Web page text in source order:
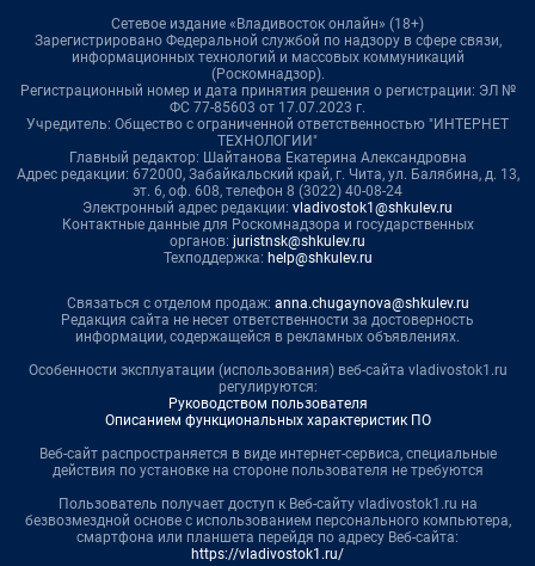
Сетевое издание «Владивосток онлайн» (18+)
Зарегистрировано Федеральной службой по надзору в сфере связи,
информационных технологий и массовых коммуникаций
(Роскомнадзор).
Регистрационный номер и дата принятия решения о регистрации: ЭЛ №
ФС 77-85603 от 17.07.2023 г.
Учредитель: Общество с ограниченной ответственностью "ИНТЕРНЕТ
ТЕХНОЛОГИИ"
Главный редактор: Шайтанова Екатерина Александровна
Адрес редакции: 672000, Забайкальский край, г. Чита, ул. Балябина, д. 13,
эт. 6, оф. 608, телефон 8 (3022) 40-08-24
Электронный адрес редакции: vladivostok1@shkulev.ru
Контактные данные для Роскомнадзора и государственных
органов: juristnsk@shkulev.ru
Техподдержка: help@shkulev.ru
Связаться с отделом продаж: anna.chugaynova@shkulev.ru
Редакция сайта не несет ответственности за достоверность
информации, содержащейся в рекламных объявлениях.
Особенности эксплуатации (использования) веб-сайта vladivostok1.ru
регулируются:
Руководством пользователя
Описанием функциональных характеристик ПО
Веб-сайт распространяется в виде интернет-сервиса, специальные
действия по установке на стороне пользователя не требуются
Пользователь получает доступ к Веб-сайту vladivostok1.ru на
безвозмездной основе с использованием персонального компьютера,
смартфона или планшета перейдя по адресу Веб-сайта:
https://vladivostok1.ru/